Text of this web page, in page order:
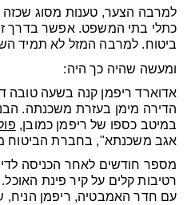
למרבה הצער, טענות מסוג
כתלי בתי המשפט. אפשר בדרך
ביטוח. למרבה המזל לא תמיד
ומעשה שהיה כך היה:
אדוארד ריפמן קנה בשעה טובה
הדירה מימן בעזרת משכנתה.
במיטב כספו של ריפמן כמובן,
אגב משכנתא", בחברת הביטוח
מספר חודשים לאחר הכניסה
רטיבות קלים על קיר פינת
עם חדר האמבטיה, ריפמן הניח,